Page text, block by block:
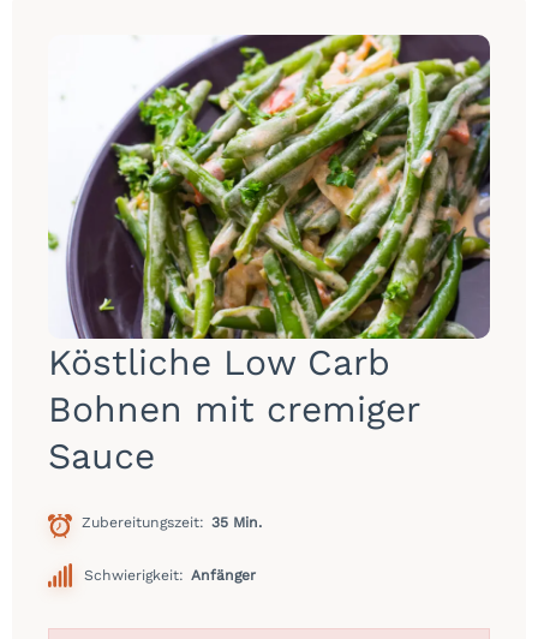
Köstliche Low Carb
Bohnen mit cremiger
Sauce
Zubereitungszeit 35 Min.
Schwierigkeit: Anfänger